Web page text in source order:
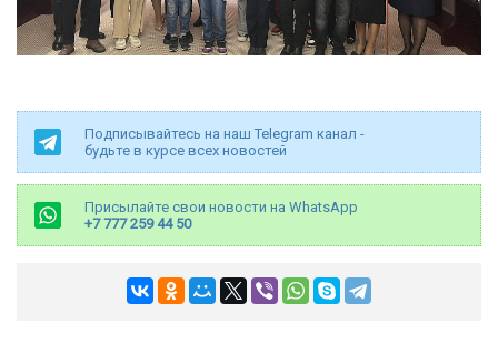
Подписывайтесь на наш Telegram канал -
будьте в курсе всех новостей
Присылайте свои новости на WhatsApp
+7 777 259 44 50